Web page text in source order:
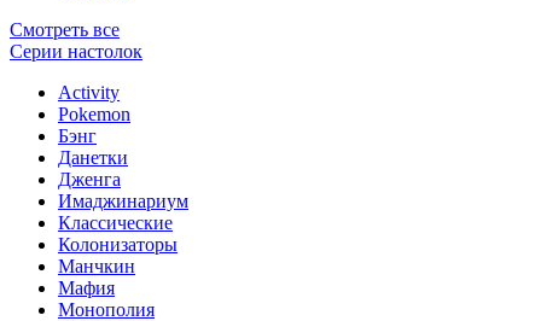
Смотреть все
Серии настолок
Activity
Pokemon
Бэнг
Данетки
Дженга
Имаджинариум
Классические
Колонизаторы
Манчкин
Мафия
Монополия